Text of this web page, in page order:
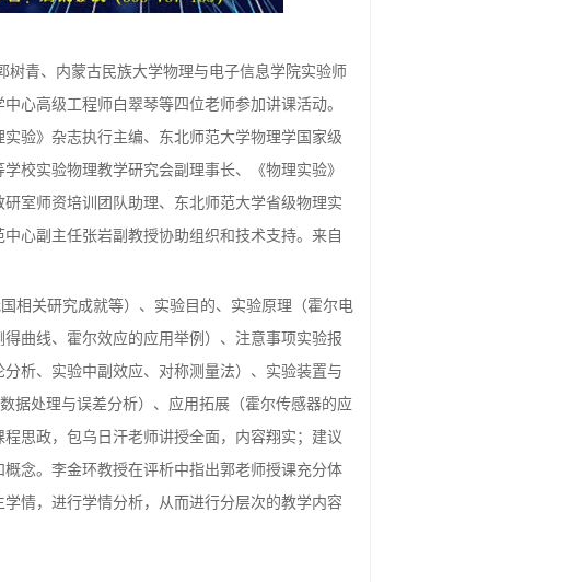
树青、内蒙古民族大学物理与电子信息学院实验师
心高级工程师白翠琴等四位老师参加讲课活动。
验》杂志执行主编、东北师范大学物理学国家级
校实验物理教学研究会副理事长、《物理实验》
室师资培训团队助理、东北师范大学省级物理实
心副主任张岩副教授协助组织和技术支持。来自
相关研究成就等）、实验目的、实验原理（霍尔电
曲线、霍尔效应的应用举例）、注意事项实验报
析、实验中副效应、对称测量法）、实验装置与
据处理与误差分析）、应用拓展（霍尔传感器的应
思政，包乌日汗老师讲授全面，内容翔实；建议
念。李金环教授在评析中指出郭老师授课充分体
情，进行学情分析，从而进行分层次的教学内容